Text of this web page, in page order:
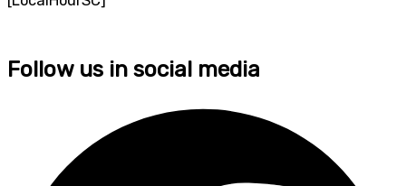
Follow us in social media